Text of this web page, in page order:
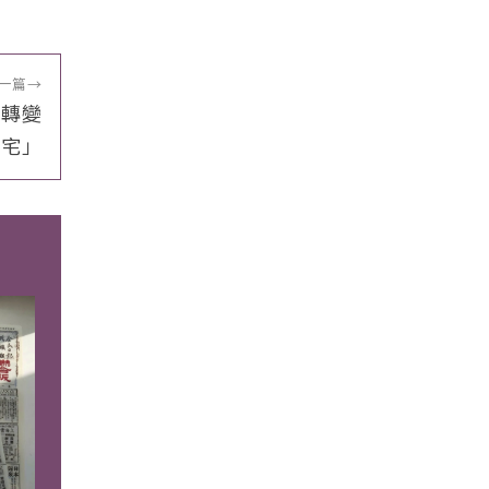
篇→
變
」